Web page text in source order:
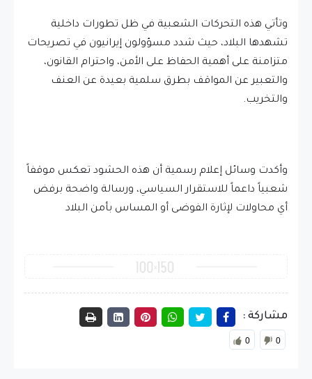
وتأتي هذه التحركات الشعبية في ظل تطورات داخلية
تشهدها البلاد، حيث شدد مسؤولون إيرانيون في تصريحات
متزامنة على أهمية الحفاظ على الأمن، واحترام القانون،
والتعبير عن المواقف بطرق سلمية بعيدة عن العنف
والتخريب.
وأكدت وسائل إعلام رسمية أن هذه الحشود تعكس موقفاً
شعبياً داعماً للاستقرار السياسي، ورسالة واضحة برفض
أي محاولات لإثارة الفوضى أو المساس بأمن البلاد
مشاركة :
0 0